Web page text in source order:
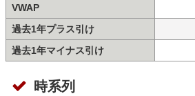
VWAP
過去1年プラス引け
過去1年マイナス引け
時系列